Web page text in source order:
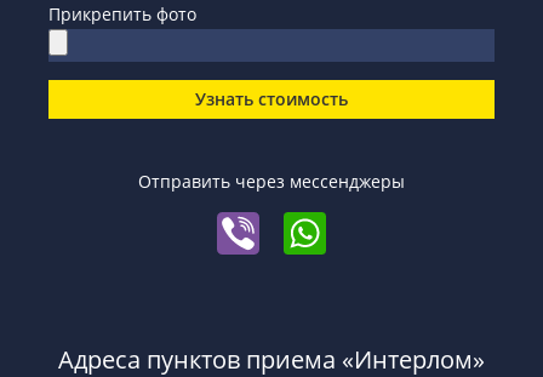
Прикрепить фото
Узнать стоимость
Отправить через мессенджеры
Адреса пунктов приема «Интерлом»